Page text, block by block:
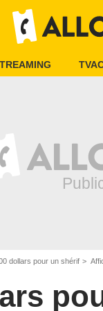
dollars pour un shérif